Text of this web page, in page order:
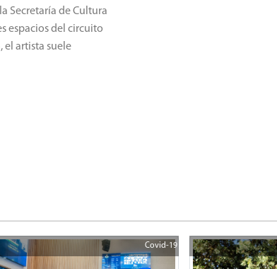
Secretaría de Cultura
espacios del circuito
el artista suele
Covid-19